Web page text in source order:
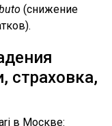
(снижение
страховка,